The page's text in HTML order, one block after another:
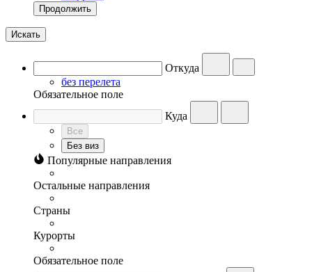
Продолжить
Искать
Откуда
без перелета
Обязательное поле
Куда
Все
Без виз
Популярные направления
Остальные направления
Страны
Курорты
Обязательное поле